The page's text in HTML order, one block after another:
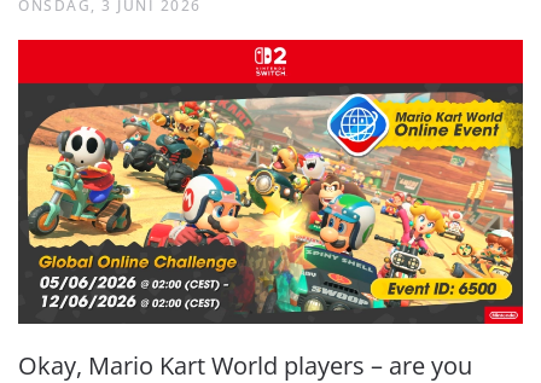
ONSDAG, 3 JUNI 2026
Okay, Mario Kart World players – are you